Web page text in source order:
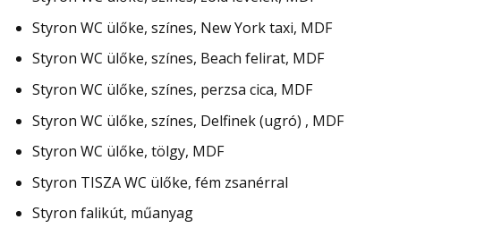
Styron WC ülőke, színes, New York taxi, MDF
Styron WC ülőke, színes, Beach felirat, MDF
Styron WC ülőke, színes, perzsa cica, MDF
Styron WC ülőke, színes, Delfinek (ugró) , MDF
Styron WC ülőke, tölgy, MDF
Styron TISZA WC ülőke, fém zsanérral
Styron falikút, műanyag